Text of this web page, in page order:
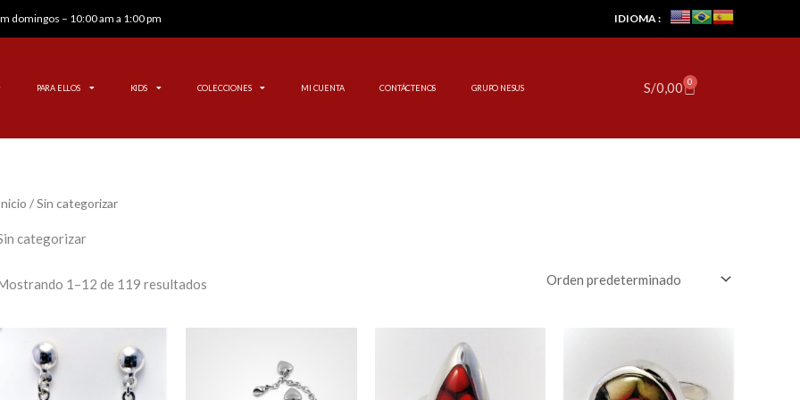
domingos – 10:00 am a 1:00 pm IDIOMA :
PARA ELLOS KIDS COLECCIONES MI CUENTA CONTÁCTENOS GRUPO NESUS S/0,00 0 Cart
/ Sin categorizar
categorizar
1–12 de 119 resultados